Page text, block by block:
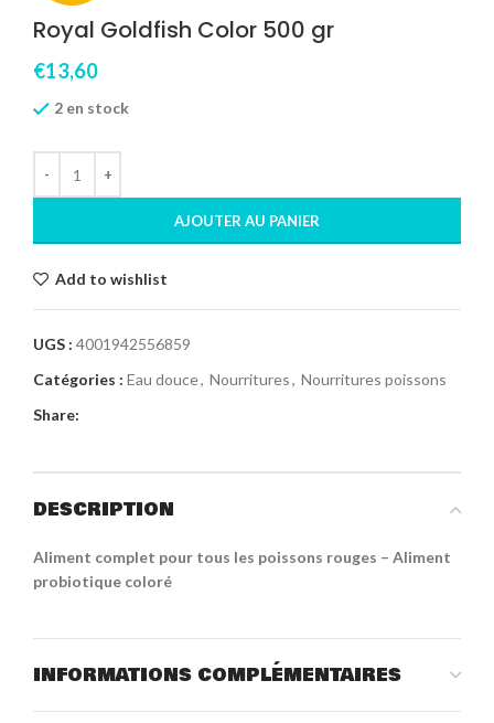
Royal Goldfish Color 500 gr
€13,60
2 en stock
AJOUTER AU PANIER
Add to wishlist
UGS : 4001942556859
Catégories : Eau douce, Nourritures, Nourritures poissons
Share:
DESCRIPTION
Aliment complet pour tous les poissons rouges – Aliment
probiotique coloré
INFORMATIONS COMPLÉMENTAIRES